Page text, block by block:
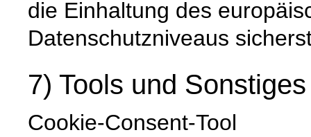
die Einhaltung des
Datenschutzniveaus
7) Tools und Sonstiges
Cookie-Consent-Tool